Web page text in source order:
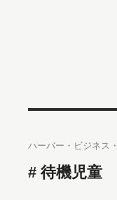
ハーバー・ビジネス
待機児童